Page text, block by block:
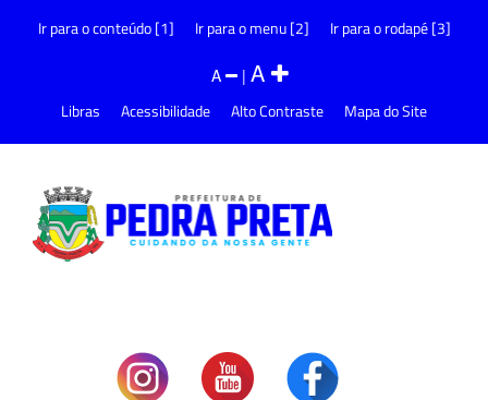
Ir para o conteúdo [1] Ir para o menu [2] Ir para o rodapé [3]
A |A
Libras Acessibilidade Alto Contraste Mapa do Site